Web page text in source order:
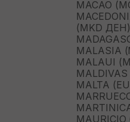
MACAO
(MKD ДЕН)
MALASIA
MALAUI
MALTA